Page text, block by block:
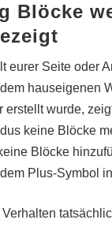
Blöcke
eurer Seite oder
hauseigenen
erstellt wurde,
keine Blöcke
Blöcke
Plus-Symbol